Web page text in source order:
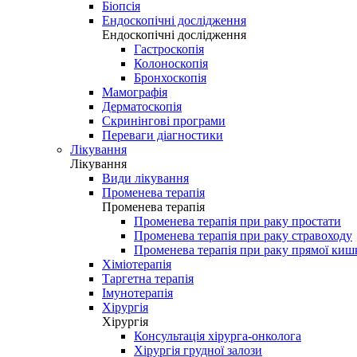
Біопсія
Ендоскопічні дослідження
Ендоскопічні дослідження
Гастроскопія
Колоноскопія
Бронхоскопія
Мамографія
Дерматоскопія
Скринінгові програми
Переваги діагностики
Лікування
Лікування
Види лікування
Променева терапія
Променева терапія
Променева терапія при раку простати
Променева терапія при раку стравоходу
Променева терапія при раку прямої
Хіміотерапія
Таргетна терапія
Імунотерапія
Хірургія
Хірургія
Консультація хірурга-онколога
Хірургія грудної залози